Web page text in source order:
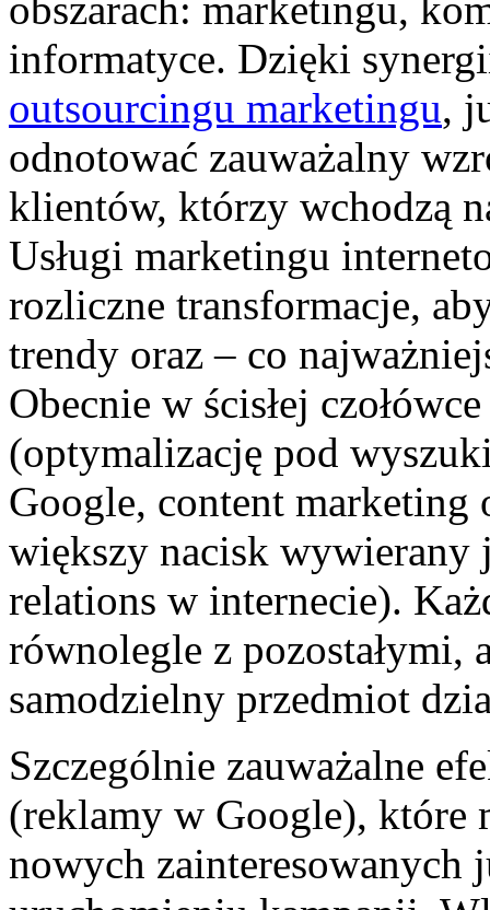
informatyce. Dzięki
outsourcingu marketingu,
odnotować zauważalny
klientów, którzy wchodzą
Usługi marketingu
rozliczne transformacje,
trendy oraz – co
Obecnie w ścisłej
(optymalizację pod
Google, content marketing
większy nacisk wywierany
relations w internecie).
równolegle z pozostałymi,
samodzielny przedmiot
Szczególnie zauważalne
(reklamy w Google), które
nowych zainteresowanych